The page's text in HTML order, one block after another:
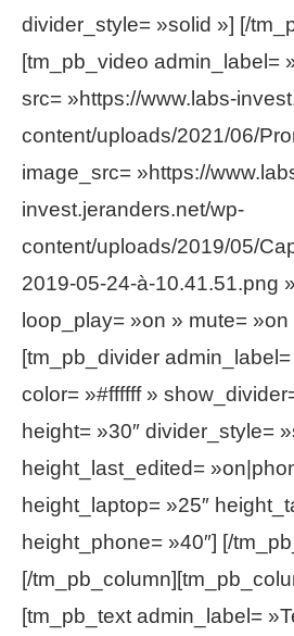
divider_style= »solid »] [/
[tm_pb_video admin_label=
src= »https://www.labs-
content/uploads/2021/06/
image_src= »https://
invest.jeranders.net/wp-
content/uploads/2019/05/
2019-05-24-à-10.41.51.png
loop_play= »on » mute=
[tm_pb_divider
color= »#ffffff »
height= »30″ divider_style=
height_last_edited=
height_laptop= »25″
height_phone= »40″] [/
[/
[tm_pb_text admin_label=